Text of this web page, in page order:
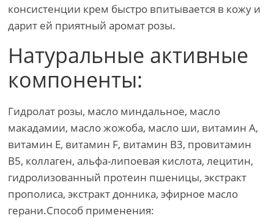
консистенции крем быстро впитывается в кожу и
дарит ей приятный аромат розы.
Натуральные активные
компоненты:
Гидролат розы, масло миндальное, масло
макадамии, масло жожоба, масло ши, витамин A,
витамин Е, витамин F, витамин B3, провитамин
В5, коллаген, альфа-липоевая кислота, лецитин,
гидролизованный протеин пшеницы, экстракт
прополиса, экстракт донника, эфирное масло
герани.Способ применения: